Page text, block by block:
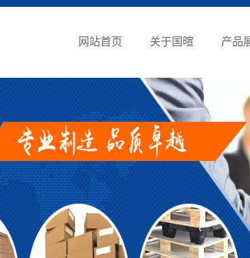
网站首页 关于国暄 产品